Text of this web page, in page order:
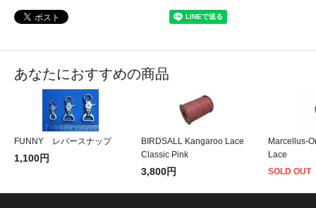
あなたにおすすめの商品
FUNNY レバースナップ
1,100円
BIRDSALL Kangaroo Lace
Classic Pink
3,800円
Marcellus-
Lace
SOLD OUT